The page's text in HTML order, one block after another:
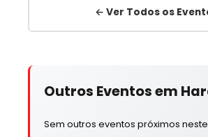
← Ver Todos os
Outros Eventos em
Sem outros eventos próximos